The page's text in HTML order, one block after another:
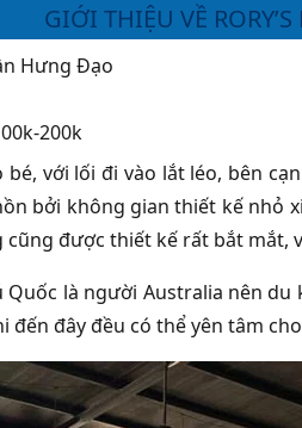
GIỚI THIỆU VỀ
Hưng Đạo
200k
với lối đi vào lắt léo, bên
bởi không gian thiết kế nhỏ
được thiết kế rất bắt mắt,
Quốc là người Australia nên
đây đều có thể yên tâm